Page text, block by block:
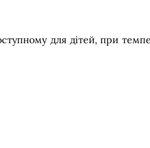
для дітей, при